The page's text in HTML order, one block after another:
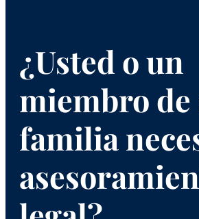
¿Usted o un
miembro de
familia